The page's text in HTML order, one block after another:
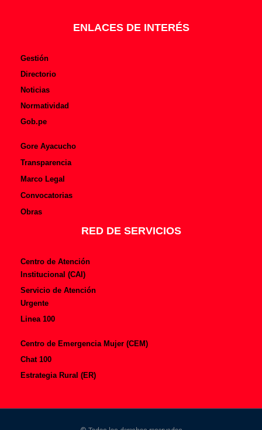
ENLACES DE INTERÉS
Gestión
Directorio
Noticias
Normatividad
Gob.pe
Gore Ayacucho
Transparencia
Marco Legal
Convocatorias
Obras
RED DE SERVICIOS
Centro de Atención
Institucional (CAI)
Servicio de Atención
Urgente
Linea 100
Centro de Emergencia Mujer (CEM)
Chat 100
Estrategia Rural (ER)